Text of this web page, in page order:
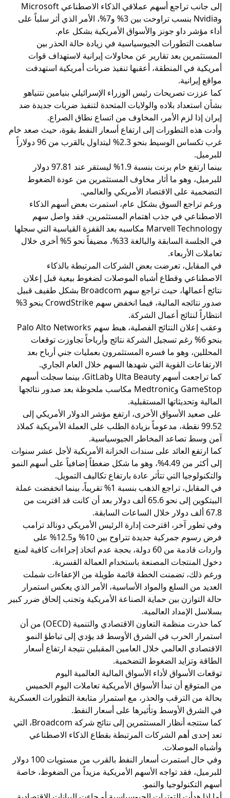
إلى جانب تراجع أسهم عملاقي الذكاء الاصطناعي Microsoft
وNvidia بنسب تراوحت بين 3% و7%، الأمر الذي أثر سلباً على
أداء مؤشر داو جونز والأسواق الأمريكية بشكل عام.
ساهمت التطورات الجيوسياسية في زيادة حالة الحذر بين
المستثمرين بعد تقارير عن محاولات إيرانية لاستهداف قوات
أمريكية في المنطقة، أعقبها تنفيذ ضربات أمريكية استهدفت
مواقع إيرانية.
كما عززت تصريحات رئيس الوزراء الإسرائيلي بنيامين نتنياهو
بشأن استعداد بلاده والولايات المتحدة لتنفيذ ضربات جديدة ضد
إيران إذا لزم الأمر، المخاوف من اتساع نطاق الصراع.
وأدت هذه التطورات إلى ارتفاع أسعار النفط بقوة، حيث صعد خام
غرب تكساس الوسيط بنحو 2.3% ليتداول بالقرب من 96 دولاراً
للبرميل.
بينما ارتفع خام برنت بنسبة 1.9% ليستقر عند 97.81 دولار
للبرميل، وهو ما أثار مخاوف المستثمرين من عودة الضغوط
التضخمية على الاقتصاد الأمريكي والعالمي.
ورغم تراجع السوق بشكل عام، استمرت بعض أسهم الذكاء
الاصطناعي في جذب اهتمام المستثمرين. فقد واصل سهم
Marvell Technology مكاسبه بعد القفزة القياسية التي سجلها
في الجلسة السابقة والبالغة 33%، مضيفاً نحو 5% أخرى خلال
تعاملات الأربعاء.
في المقابل، تعرضت بعض الشركات المرتبطة بالذكاء
الاصطناعي وقطاع أشباه الموصلات لضغوط بيعية قبل إعلان
نتائج أعمالها، حيث تراجع سهم Broadcom بشكل طفيف قبيل
صدور نتائجه المالية، فيما انخفض سهم CrowdStrike بنحو 3%
انتظاراً لنتائج أعمال الشركة.
وعقب إعلان النتائج الفصلية، هبط سهم Palo Alto Networks
بنحو 6% رغم تسجيل الشركة نتائج وأرباحاً تجاوزت توقعات
المحللين، وهو ما فسره المستثمرون بعمليات جني أرباح بعد
الارتفاعات القوية التي شهدها السهم خلال العام الجاري.
كما تراجعت أسهم Ulta Beauty وGitLab، بينما سجلت أسهم
GameStop وMedtronic مكاسب ملحوظة بعد صدور نتائجها
المالية وتحديثاتها المستقبلية.
على صعيد الأسواق الأخرى، ارتفع مؤشر الدولار الأمريكي إلى
99.52 نقطة، مدعوماً بزيادة الطلب على العملة الأمريكية كملاذ
آمن وسط تصاعد المخاطر الجيوسياسية.
كما ارتفع العائد على سندات الخزانة الأمريكية لأجل عشر سنوات
إلى أكثر من 4.49%، وهو ما شكل ضغطاً إضافياً على أسهم النمو
والتكنولوجيا التي تتأثر عادة بارتفاع تكاليف التمويل.
في المقابل، تراجع الذهب بنسبة 1% تقريباً، بينما انخفضت عملة
البيتكوين إلى نحو 65.6 ألف دولار بعد أن كانت قد اقتربت من
67.8 ألف دولار خلال الساعات السابقة.
وفي تطور آخر، اقترحت إدارة الرئيس الأمريكي دونالد ترامب
فرض رسوم جمركية جديدة تتراوح بين 10% و12.5% على
واردات قادمة من 60 دولة، بحجة عدم اتخاذ إجراءات كافية لمنع
دخول المنتجات المصنعة باستخدام العمالة القسرية.
ورغم ذلك، تضمنت الخطة قائمة طويلة من الإعفاءات شملت
العديد من السلع والمواد الأساسية، الأمر الذي يعكس استمرار
حالة التوازن بين حماية الصناعة الأمريكية وتجنب إلحاق ضرر كبير
بسلاسل الإمداد العالمية.
كما حذرت منظمة التعاون الاقتصادي والتنمية (OECD) من أن
استمرار الحرب في الشرق الأوسط قد يؤدي إلى تباطؤ النمو
الاقتصادي العالمي خلال العامين المقبلين نتيجة ارتفاع أسعار
الطاقة وتزايد الضغوط التضخمية.
توقعات الأسواق لأداء الأسواق المالية العالمية اليوم
من المتوقع أن تبدأ الأسواق الأمريكية تعاملات اليوم الخميس
بحالة من الترقب والحذر، مع استمرار متابعة التطورات العسكرية
في الشرق الأوسط وتأثيرها على أسعار النفط.
كما ستتجه أنظار المستثمرين إلى نتائج شركة Broadcom، التي
تعد إحدى أهم الشركات المرتبطة بقطاع الذكاء الاصطناعي
وأشباه الموصلات.
وفي حال استمرت أسعار النفط بالقرب من مستويات 100 دولار
للبرميل، فقد تواجه الأسهم الأمريكية مزيداً من الضغوط، خاصة
أسهم التكنولوجيا والنمو.